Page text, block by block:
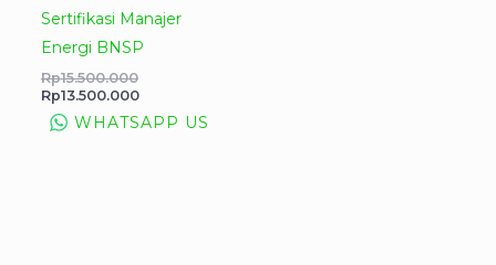
Sertifikasi Manajer
Energi BNSP
Rp15.500.000
Rp13.500.000
WHATSAPP US